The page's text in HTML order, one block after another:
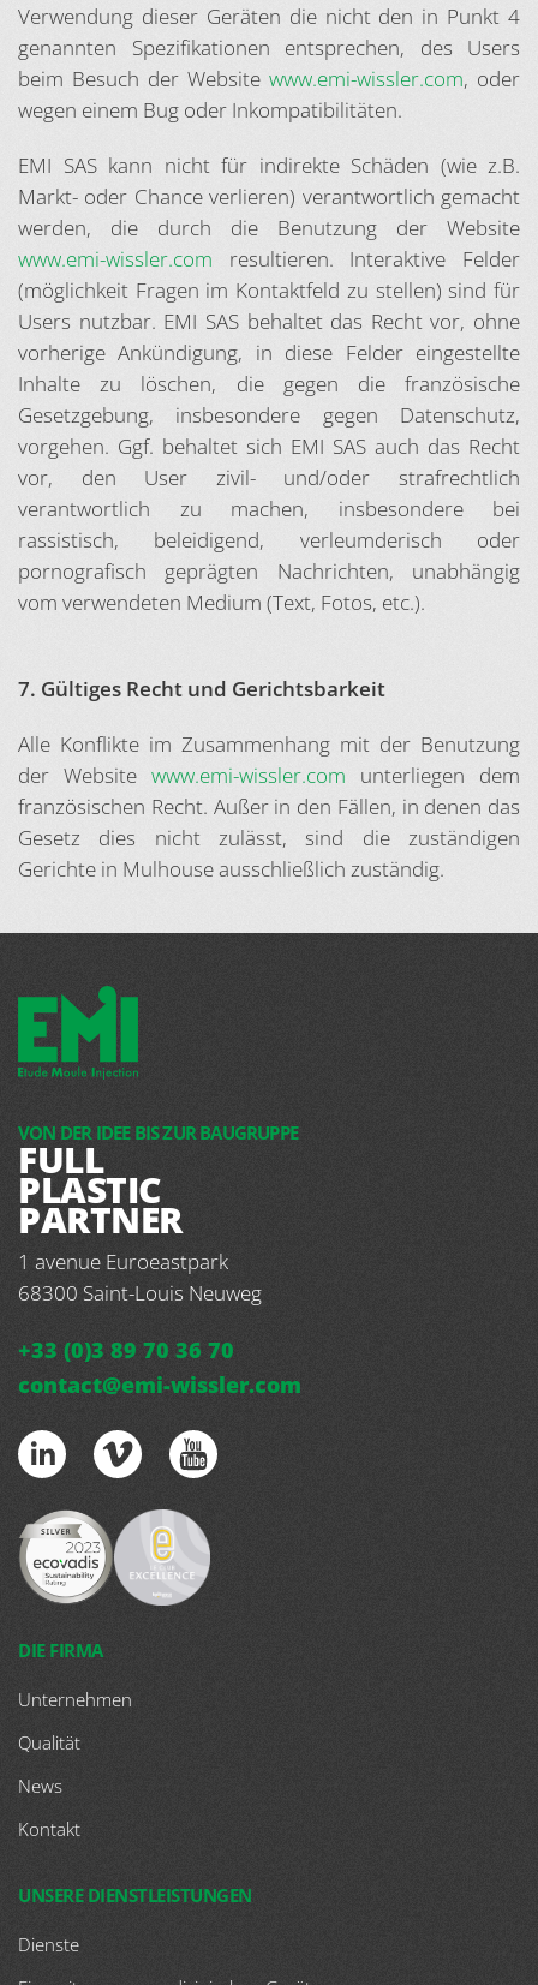
Verwendung dieser Geräten die nicht den in Punkt 4
genannten Spezifikationen entsprechen, des Users
beim Besuch der Website www.emi-wissler.com, oder
wegen einem Bug oder Inkompatibilitäten.
EMI SAS kann nicht für indirekte Schäden (wie z.B.
Markt- oder Chance verlieren) verantwortlich gemacht
werden, die durch die Benutzung der Website
www.emi-wissler.com resultieren. Interaktive Felder
(möglichkeit Fragen im Kontaktfeld zu stellen) sind für
Users nutzbar. EMI SAS behaltet das Recht vor, ohne
vorherige Ankündigung, in diese Felder eingestellte
Inhalte zu löschen, die gegen die französische
Gesetzgebung, insbesondere gegen Datenschutz,
vorgehen. Ggf. behaltet sich EMI SAS auch das Recht
vor, den User zivil- und/oder strafrechtlich
verantwortlich zu machen, insbesondere bei
rassistisch, beleidigend, verleumderisch oder
pornografisch geprägten Nachrichten, unabhängig
vom verwendeten Medium (Text, Fotos, etc.).
7. Gültiges Recht und Gerichtsbarkeit
Alle Konflikte im Zusammenhang mit der Benutzung
der Website www.emi-wissler.com unterliegen dem
französischen Recht. Außer in den Fällen, in denen das
Gesetz dies nicht zulässt, sind die zuständigen
Gerichte in Mulhouse ausschließlich zuständig.
VON DER IDEE BIS ZUR BAUGRUPPE
FULL
PLASTIC
PARTNER
1 avenue Euroeastpark
68300 Saint-Louis Neuweg
+33 (0)3 89 70 36 70
contact@emi-wissler.com
DIE FIRMA
Unternehmen
Qualität
News
Kontakt
UNSERE DIENSTLEISTUNGEN
Dienste